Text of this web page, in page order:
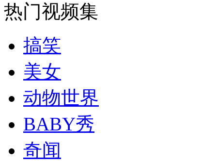
司机酒驾遇交警 急速倒车逃窜
热门视频集
搞笑
美女
动物世界
BABY秀
奇闻